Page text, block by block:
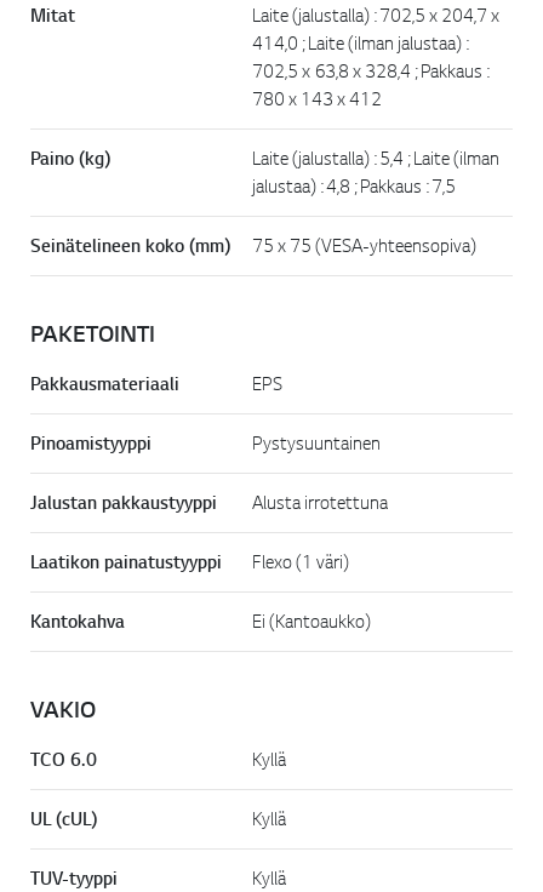
Mitat
Laite (jalustalla) : 702,5 x 204,7 x
414,0 ; Laite (ilman jalustaa) :
702,5 x 63,8 x 328,4 ; Pakkaus :
780 x 143 x 412
Paino (kg)
Laite (jalustalla) : 5,4 ; Laite (ilman
jalustaa) : 4,8 ; Pakkaus : 7,5
Seinätelineen koko (mm) 75 x 75 (VESA-yhteensopiva)
PAKETOINTI
Pakkausmateriaali EPS
Pinoamistyyppi Pystysuuntainen
Jalustan pakkaustyyppi Alusta irrotettuna
Laatikon painatustyyppi Flexo (1 väri)
Kantokahva Ei (Kantoaukko)
VAKIO
TCO 6.0 Kyllä
UL (cUL) Kyllä
TUV-tyyppi Kyllä